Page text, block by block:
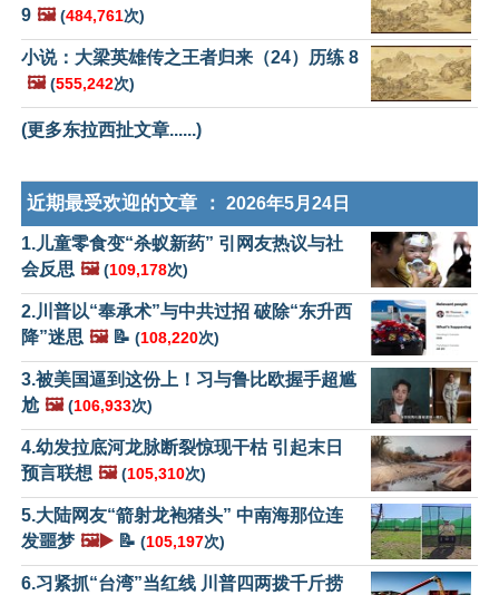
9 🖼️ (484,761次)
小说：大梁英雄传之王者归来（24）历练 8
🖼️ (555,242次)
(更多东拉西扯文章......)
近期最受欢迎的文章 ： 2026年5月24日
1.儿童零食变“杀蚁新药” 引网友热议与社
会反思 🖼️ (109,178次)
2.川普以“奉承术”与中共过招 破除“东升西
降”迷思 🖼️📝 (108,220次)
3.被美国逼到这份上！习与鲁比欧握手超尴
尬 🖼️ (106,933次)
4.幼发拉底河龙脉断裂惊现干枯 引起末日
预言联想 🖼️ (105,310次)
5.大陆网友“箭射龙袍猪头” 中南海那位连
发噩梦 🖼️▶️ 📝 (105,197次)
6.习紧抓“台湾”当红线 川普四两拨千斤捞